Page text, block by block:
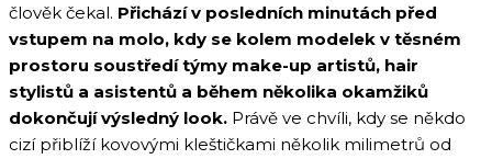
člověk čekal. Přichází v posledních minutách před
vstupem na molo, kdy se kolem modelek v těsném
prostoru soustředí týmy make-up artistů, hair
stylistů a asistentů a během několika okamžiků
dokončují výsledný look. Právě ve chvíli, kdy se někdo
cizí přiblíží kovovými kleštičkami několik milimetrů od